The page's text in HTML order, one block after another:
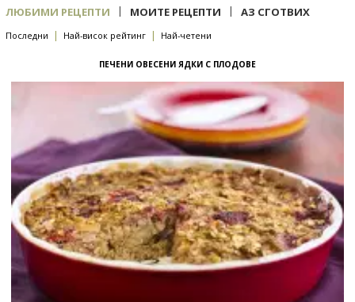
ЛЮБИМИ РЕЦЕПТИ | МОИТЕ РЕЦЕПТИ | АЗ СГОТВИХ
Последни | Най-висок рейтинг | Най-четени
ПЕЧЕНИ ОВЕСЕНИ ЯДКИ С ПЛОДОВЕ